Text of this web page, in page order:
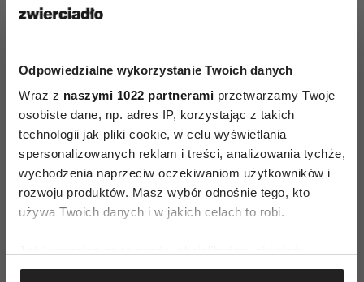
Odpowiedzialne wykorzystanie Twoich danych
Wraz z naszymi 1022 partnerami przetwarzamy Twoje
osobiste dane, np. adres IP, korzystając z takich
technologii jak pliki cookie, w celu wyświetlania
spersonalizowanych reklam i treści, analizowania tychże,
wychodzenia naprzeciw oczekiwaniom użytkowników i
rozwoju produktów. Masz wybór odnośnie tego, kto
używa Twoich danych i w jakich celach to robi.
Gromadzić dane dotyczące Twojej lokalizacji
mogę się poddawać!”. Postanawia szukać dalej.
Zdarza się tak, że kochanka ze zdumieniem
Potem kolejna i kolejna. Ale ukojenia – za którym
tak gonimy – ciągle nie widać.
„Słodki jest ten miód, lepki jest ten miód” – jak
śpiewała Maryla Rodowicz.
Coraz trudniej z oblepionymi skrzydełkami
wydostać się ze słoja. Ale przekazy pokoleniowe,
przypowieść z Dalekiego Wschodu. W kraju